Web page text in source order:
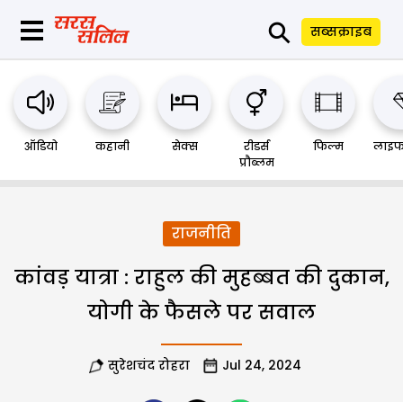
⚲ सब्सक्राइब
ऑडियो कहानी सेक्स
रीडर्स
प्रौब्लम
फिल्म
राजनीति
कांवड़ यात्रा : राहुल की मुहब्बत की दुकान,
योगी के फैसले पर सवाल
सुरेशचंद रोहरा Jul 24, 2024